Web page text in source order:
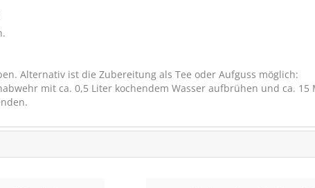
Alternativ ist die Zubereitung als Tee oder Aufguss möglich:
mit ca. 0,5 Liter kochendem Wasser aufbrühen und ca.